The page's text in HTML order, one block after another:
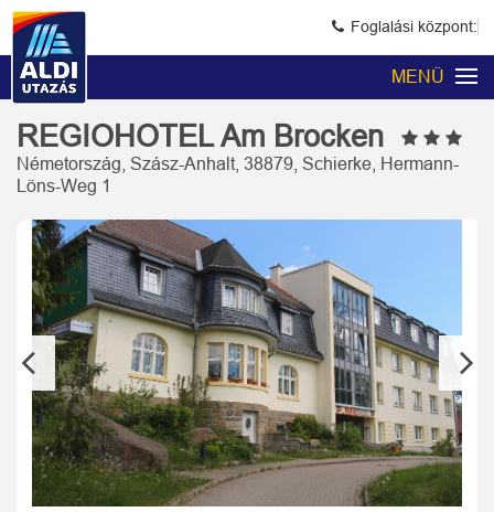
Foglalási központ:
MENÜ
REGIOHOTEL Am Brocken
Németország, Szász-Anhalt, 38879, Schierke, Hermann-
Löns-Weg 1
Previous Next